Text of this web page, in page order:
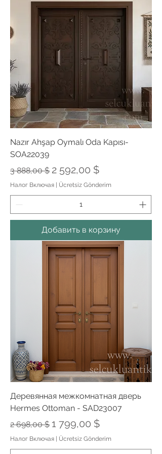
Nazır Ahşap Oymalı Oda Kapısı-
SOA22039
Обычная цена
3 888,00 $ Цена со скидкой
2 592,00 $
Налог Включая | Ücretsiz Gönderim
Добавить в корзину
Деревянная межкомнатная дверь
Hermes Ottoman - SAD23007
Обычная цена
2 698,00 $ Цена со скидкой
1 799,00 $
Налог Включая | Ücretsiz Gönderim